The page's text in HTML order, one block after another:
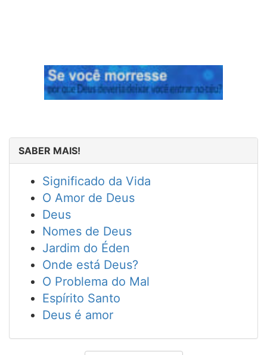
SABER MAIS!
Significado da Vida
O Amor de Deus
Deus
Nomes de Deus
Jardim do Éden
Onde está Deus?
O Problema do Mal
Espírito Santo
Deus é amor